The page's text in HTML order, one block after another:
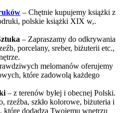
– Chętnie kupujemy książki z
polskie książki XIX w,.
– Zapraszamy do odkrywania
porcelany, sreber, biżuterii etc.,
melomanów oferujemy
które zadowolą każdego
– z terenów byłej i obecnej Polski.
rzeźba, szkło kolorowe, biżuteria i
które dodadzą Twojemu wnętrzu